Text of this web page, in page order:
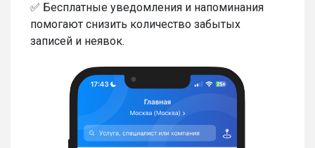
✅ Бесплатные уведомления и напоминания
помогают снизить количество забытых
записей и неявок.